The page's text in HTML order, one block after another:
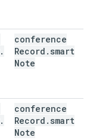
.
conference
Record . smart
Note
.
conference
Record . smart
Note